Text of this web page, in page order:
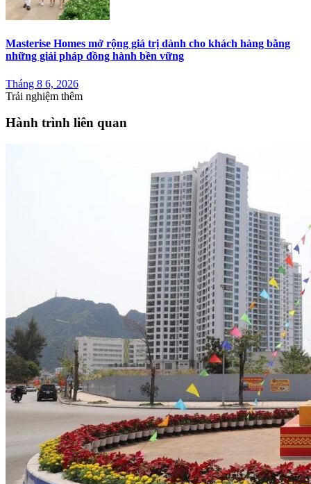
Masterise Homes mở rộng giá trị dành cho khách hàng bằng
những giải pháp đồng hành bền vững
Tháng 8 6, 2026
Trải nghiệm thêm
Hành trình liên quan